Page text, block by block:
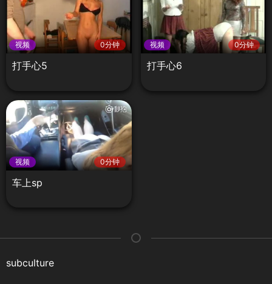
视频 0分钟
打手心5
视频 0分钟
打手心6
视频 0分钟
车上sp
subculture